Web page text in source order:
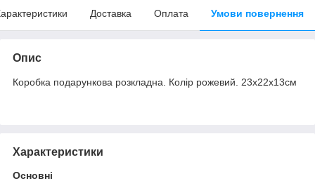
Доставка Оплата Умови повернення
Опис
Коробка подарункова розкладна. Колір рожевий. 23х22х13см
Характеристики
Основні